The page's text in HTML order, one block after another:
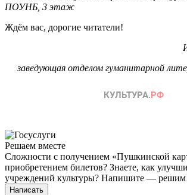
ПОУНБ, 3 этаж
Ждём вас, дорогие читатели!
заведующая отделом гуманитарной
Решаем вместе
Сложности с получением «Пушкинской
приобретением билетов? Знаете, как
учреждений культуры? Напишите —
Написать